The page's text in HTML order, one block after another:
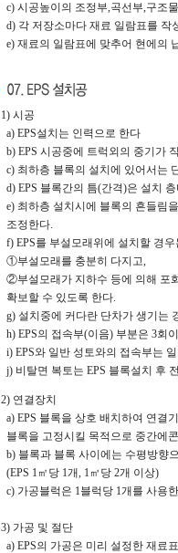
c) 시공높이의 조정부,곡선부,구조
d) 각 저장소마다 재료 일람표를 작
e) 재료의 일람표에 맞추어 현에의
1) 시공
a) EPS설치는 인력으로 한다
b) EPS 시공중에 트럭외의 중기가
c) 최하층 블록의 설치에 있어서는
d) EPS 블록간의 틈(간격)은 설치
e) 최하층 설치시에 블록의 흔들림
조정한다.
f) EPS를 부설모래위에 설치할 경우
①부설모래를 충분히 다지고,
②부설모래가 지하수 등에 의해 포
확보할 수 있도록 한다.
g) 설치중에 커다란 단차가 생기는
h) EPS의 접속부(이음) 부분은 3회
i) EPS와 일반 성토와의 접속부는
j) 비탈면 복토는 EPS 블록설치 후
2) 연결장치
a) EPS 블록을 상호 배치하여 연결
블록을 고정시킬 목적으로 중간에
b) 블록과 블록 사이에는 수평방향
(EPS 1㎡당 1개, 1㎥당 2개 이상)
c) 가공블럭은 1블럭당 1개를 사용
3) 가공 및 절단
a) EPS의 가공은 미리 설정한 재료